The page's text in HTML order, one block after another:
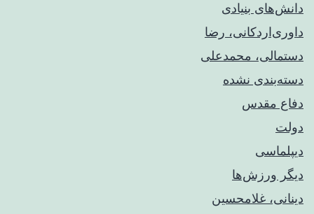
دانش‌های بنیادی
داوری‌اردکانی، رضا
دستمالی، محمدعلی
دسته‌بندی نشده
دفاع مقدس
دولت
دیپلماسی
دیگر ورزش‌ها
دینانی، غلامحسین